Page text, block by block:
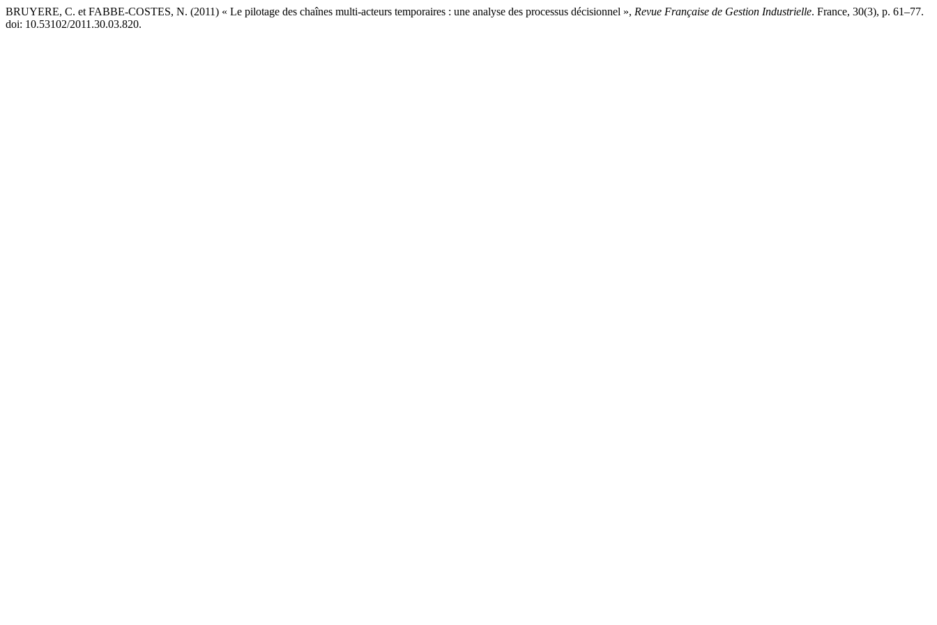
BRUYERE, C. et FABBE-COSTES, N. (2011) « Le pilotage des chaînes multi-acteurs temporaires : une analyse des processus décisionnel », Revue Française de Gestion Industrielle. France, 30(3), p. 61–77.
doi: 10.53102/2011.30.03.820.